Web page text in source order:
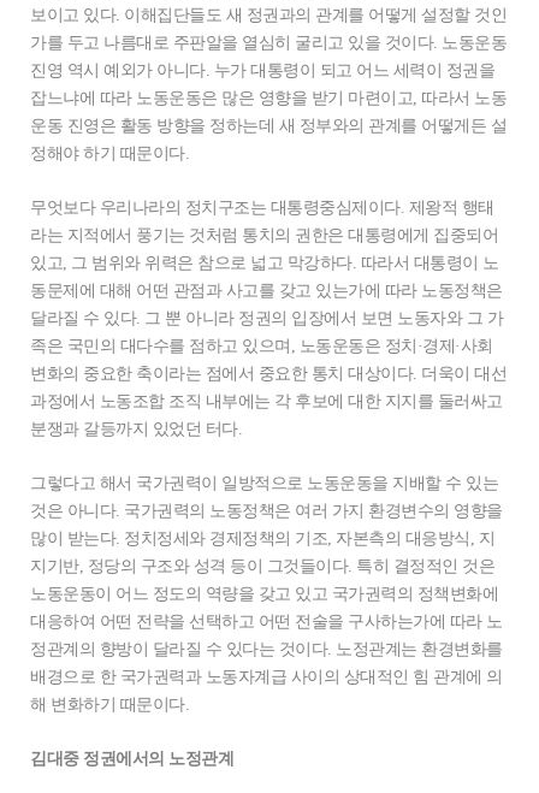
보이고 있다. 이해집단들도 새 정권과의 관계를 어떻게 설정할 것인
가를 두고 나름대로 주판알을 열심히 굴리고 있을 것이다. 노동운동
진영 역시 예외가 아니다. 누가 대통령이 되고 어느 세력이 정권을
잡느냐에 따라 노동운동은 많은 영향을 받기 마련이고, 따라서 노동
운동 진영은 활동 방향을 정하는데 새 정부와의 관계를 어떻게든 설
정해야 하기 때문이다.
무엇보다 우리나라의 정치구조는 대통령중심제이다. 제왕적 행태
라는 지적에서 풍기는 것처럼 통치의 권한은 대통령에게 집중되어
있고, 그 범위와 위력은 참으로 넓고 막강하다. 따라서 대통령이 노
동문제에 대해 어떤 관점과 사고를 갖고 있는가에 따라 노동정책은
달라질 수 있다. 그 뿐 아니라 정권의 입장에서 보면 노동자와 그 가
족은 국민의 대다수를 점하고 있으며, 노동운동은 정치·경제·사회
변화의 중요한 축이라는 점에서 중요한 통치 대상이다. 더욱이 대선
과정에서 노동조합 조직 내부에는 각 후보에 대한 지지를 둘러싸고
분쟁과 갈등까지 있었던 터다.
그렇다고 해서 국가권력이 일방적으로 노동운동을 지배할 수 있는
것은 아니다. 국가권력의 노동정책은 여러 가지 환경변수의 영향을
많이 받는다. 정치정세와 경제정책의 기조, 자본측의 대응방식, 지
지기반, 정당의 구조와 성격 등이 그것들이다. 특히 결정적인 것은
노동운동이 어느 정도의 역량을 갖고 있고 국가권력의 정책변화에
대응하여 어떤 전략을 선택하고 어떤 전술을 구사하는가에 따라 노
정관계의 향방이 달라질 수 있다는 것이다. 노정관계는 환경변화를
배경으로 한 국가권력과 노동자계급 사이의 상대적인 힘 관계에 의
해 변화하기 때문이다.
김대중 정권에서의 노정관계